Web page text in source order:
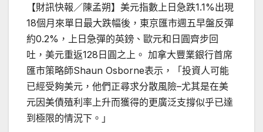
【財訊快報／陳孟朔】美元指數上日急跌1.1%出現
18個月來單日最大跌幅後，東京匯市週五早盤反彈
約0.2%，上日急彈的英鎊、歐元和日圓齊步回
吐，美元重返128日圓之上。 加拿大豐業銀行首席
匯市策略師Shaun Osborne表示，「投資人可能
已經受夠美元，他們正尋求分散風險–尤其是在美
元因美債殖利率上升而獲得的更廣泛支撐似乎已達
到極限的情況下。」